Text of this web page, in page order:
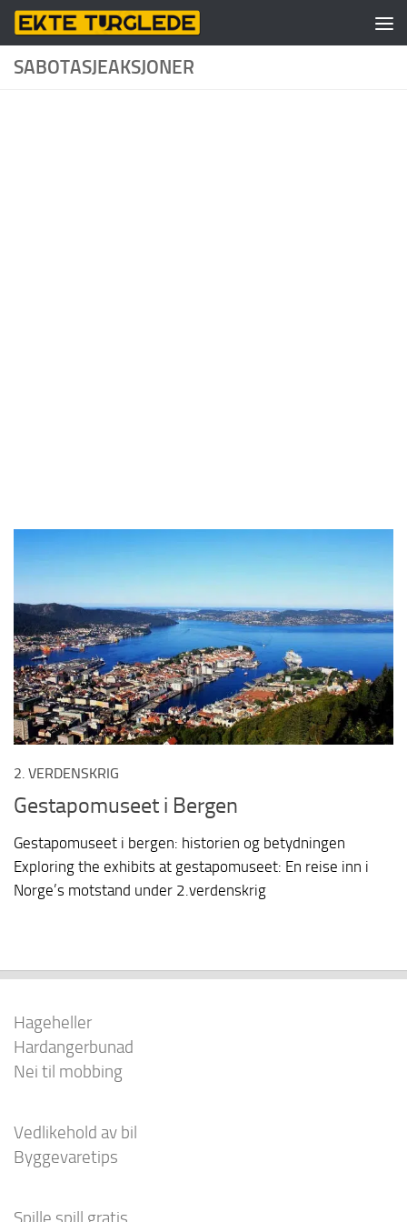
Skip to content
SABOTASJEAKSJONER
2. VERDENSKRIG
Gestapomuseet i Bergen
Gestapomuseet i bergen: historien og betydningen
Exploring the exhibits at gestapomuseet: En reise inn i
Norge’s motstand under 2.verdenskrig
Hageheller
Hardangerbunad
Nei til mobbing
Vedlikehold av bil
Byggevaretips
Spille spill gratis